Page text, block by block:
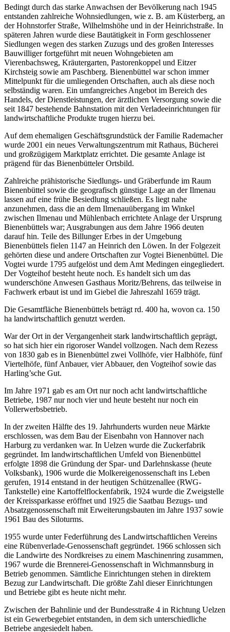
Bedingt durch das starke Anwachsen der Bevölkerung nach 1945
entstanden zahlreiche Wohnsiedlungen, wie z. B. am Küsterberg, an
der Hohnstorfer Straße, Wilhelmshöhe und in der Heinrichstraße. In
späteren Jahren wurde diese Bautätigkeit in Form geschlossener
Siedlungen wegen des starken Zuzugs und des großen Interesses
Bauwilliger fortgeführt mit neuen Wohngebieten am
Vierenbachsweg, Kräutergarten, Pastorenkoppel und Eitzer
Kirchsteig sowie am Paschberg. Bienenbüttel war schon immer
Mittelpunkt für die umliegenden Ortschaften, auch als diese noch
selbständig waren. Ein umfangreiches Angebot im Bereich des
Handels, der Dienstleistungen, der ärztlichen Versorgung sowie die
seit 1847 bestehende Bahnstation mit den Verladeeinrichtungen für
landwirtschaftliche Produkte trugen hierzu bei.
Auf dem ehemaligen Geschäftsgrundstück der Familie Rademacher
wurde 2001 ein neues Verwaltungszentrum mit Rathaus, Bücherei
und großzügigem Marktplatz errichtet. Die gesamte Anlage ist
prägend für das Bienenbütteler Ortsbild.
Zahlreiche prähistorische Siedlungs- und Gräberfunde im Raum
Bienenbüttel sowie die geografisch günstige Lage an der Ilmenau
lassen auf eine frühe Besiedlung schließen. Es liegt nahe
anzunehmen, dass die an dem Ilmenauübergang im Winkel
zwischen Ilmenau und Mühlenbach errichtete Anlage der Ursprung
Bienenbüttels war; Ausgrabungen aus dem Jahre 1966 deuten
darauf hin. Teile des Billunger Erbes in der Umgebung
Bienenbüttels fielen 1147 an Heinrich den Löwen. In der Folgezeit
gehörten diese und andere Ortschaften zur Vogtei Bienenbüttel. Die
Vogtei wurde 1795 aufgelöst und dem Amt Medingen eingegliedert.
Der Vogteihof besteht heute noch. Es handelt sich um das
wunderschöne Anwesen Gasthaus Moritz/Behrens, das teilweise in
Fachwerk erbaut ist und im Giebel die Jahreszahl 1659 trägt.
Die Gesamtfläche Bienenbüttels beträgt rd. 400 ha, wovon ca. 150
ha landwirtschaftlich genutzt werden.
War der Ort in der Vergangenheit stark landwirtschaftlich geprägt,
so hat sich hier ein rigoroser Wandel vollzogen. Nach dem Rezess
von 1830 gab es in Bienenbüttel zwei Vollhöfe, vier Halbhöfe, fünf
Viertelhöfe, fünf Anbauer, vier Abbauer, den Vogteihof sowie das
Harling’sche Gut.
Im Jahre 1971 gab es am Ort nur noch acht landwirtschaftliche
Betriebe, 1987 nur noch vier und heute besteht nur noch ein
Vollerwerbsbetrieb.
In der zweiten Hälfte des 19. Jahrhunderts wurden neue Märkte
erschlossen, was dem Bau der Eisenbahn von Hannover nach
Harburg zu verdanken war. In Uelzen wurde die Zuckerfabrik
gegründet. Im landwirtschaftlichen Umfeld von Bienenbüttel
erfolgte 1898 die Gründung der Spar- und Darlehnskasse (heute
Volksbank), 1906 wurde die Molkereigenossenschaft ins Leben
gerufen, 1914 entstand in der heutigen Schützenallee (RWG-
Tankstelle) eine Kartoffelflockenfabrik, 1924 wurde die Zweigstelle
der Kreissparkasse eröffnet und 1925 die Saatbau Bezugs- und
Absatzgenossenschaft mit Erweiterungsbauten im Jahre 1937 sowie
1961 Bau des Siloturms.
1955 wurde unter Federführung des Landwirtschaftlichen Vereins
eine Rübenverlade-Genossenschaft gegründet. 1966 schlossen sich
die Landwirte des Nordkreises zu einem Maschinenring zusammen,
1967 wurde die Brennerei-Genossenschaft in Wichmannsburg in
Betrieb genommen. Sämtliche Einrichtungen stehen in direktem
Bezug zur Landwirtschaft. Die größte Zahl dieser Einrichtungen
und Betriebe gibt es heute nicht mehr.
Zwischen der Bahnlinie und der Bundesstraße 4 in Richtung Uelzen
ist ein Gewerbegebiet entstanden, in dem sich unterschiedliche
Betriebe angesiedelt haben.